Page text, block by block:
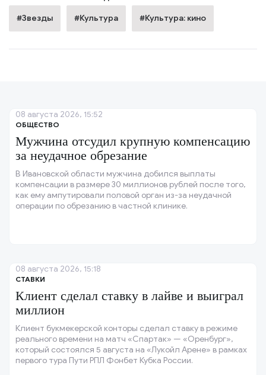
#Звезды #Культура #Культура: кино
ОБЩЕСТВО
Мужчина отсудил крупную компенсацию
за неудачное обрезание
В Ивановской области мужчина добился выплаты
компенсации в размере 30 миллионов рублей после того,
как ему ампутировали половой орган из-за неудачной
операции по обрезанию в частной клинике.
08 августа 2026, 15:52
СТАВКИ
Клиент сделал ставку в лайве и выиграл
миллион
Клиент букмекерской конторы сделал ставку в режиме
реального времени на матч «Спартак» — «Оренбург»,
который состоялся 5 августа на «Лукойл Арене» в рамках
первого тура Пути РПЛ Фонбет Кубка России.
08 августа 2026, 15:18